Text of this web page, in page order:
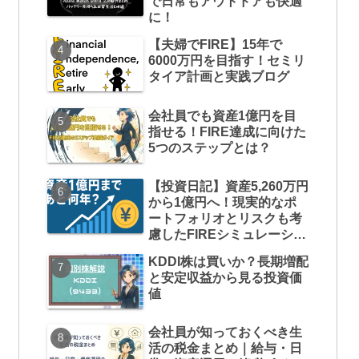
に！
【夫婦でFIRE】15年で
6000万円を目指す！セミリ
タイア計画と実践ブログ
会社員でも資産1億円を目
指せる！FIRE達成に向けた
5つのステップとは？
【投資日記】資産5,260万円
から1億円へ！現実的なポ
ートフォリオとリスクも考
慮したFIREシミュレーショ
KDDI株は買いか？長期増配
と安定収益から見る投資価
値
会社員が知っておくべき生
活の税金まとめ｜給与・日